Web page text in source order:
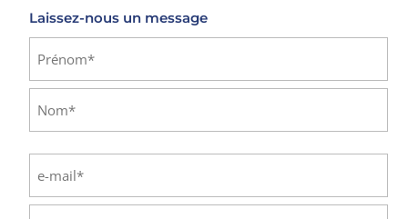
Laissez-nous un message
mail(Nécessaire)